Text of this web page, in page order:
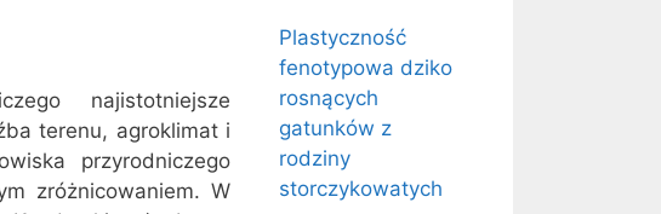
najistotniejsze
terenu, agroklimat i
przyrodniczego
zróżnicowaniem. W
Plastyczność
fenotypowa dziko
rosnących
gatunków z
rodziny
storczykowatych